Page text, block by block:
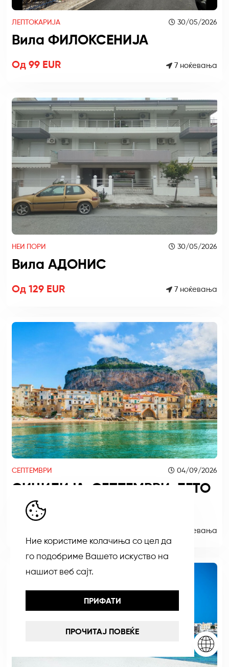
ЛЕПТОКАРИЈА 30/05/2026
Вила ФИЛОКСЕНИЈА
Од 99 EUR 7 ноќевања
НЕИ ПОРИ 30/05/2026
Вила АДОНИС
Од 129 EUR 7 ноќевања
СЕПТЕМВРИ 04/09/2026
СИЦИЛИЈА-СЕПТЕМВРИ-ЛЕТО
2026-1.смена
7 ноќевања
Ние користиме колачиња со цел да
го подобриме Вашето искуство на
нашиот веб сајт.
ПРИФАТИ
ПРОЧИТАЈ ПОВЕЌЕ